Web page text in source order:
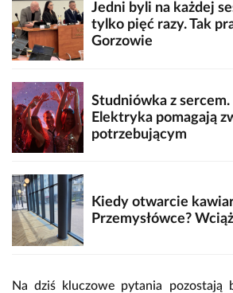
Jedni byli na każdej
tylko pięć razy. Tak
Gorzowie
Studniówka z
Elektryka pomagają
potrzebującym
Kiedy otwarcie
Przemysłówce?
Na dziś kluczowe pytania pozostają